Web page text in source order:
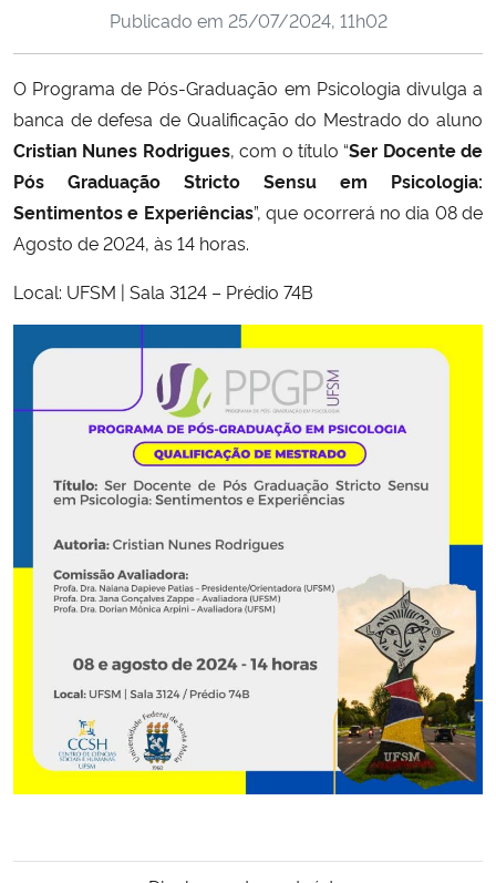
Ministério da Cidadania
Ministério da Ciência, Tecnologia, Inovações e Comunicações
Ministério do Meio Ambiente
Ministério do Desenvolvimento Regional
Controladoria-Geral da União
Ministério da Mulher, da Família e dos Direitos Humanos
Secretaria-Geral
Secretaria de Governo
Gabinete de Segurança Institucional
Advocacia-Geral da União
Publicado em 25/07/2024, 11h02
O Programa de Pós-Graduação em Psicologia divulga a
banca de defesa de Qualificação do Mestrado do aluno
Cristian Nunes Rodrigues, com o título “Ser Docente de
Pós Graduação Stricto Sensu em Psicologia:
Sentimentos e Experiências”, que ocorrerá no dia 08 de
Agosto de 2024, às 14 horas.
Local: UFSM | Sala 3124 – Prédio 74B